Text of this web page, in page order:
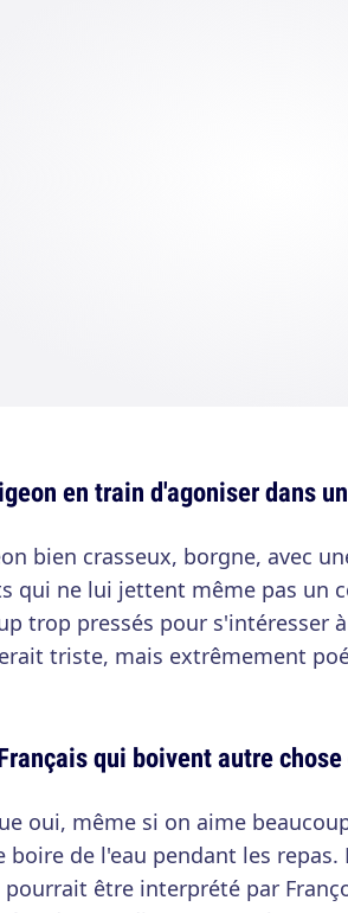
en train d'agoniser dans
bien crasseux, borgne, avec
qui ne lui jettent même pas un
trop pressés pour s'intéresser
triste, mais extrêmement
qui boivent autre
oui, même si on aime
boire de l'eau pendant les
pourrait être interprété par